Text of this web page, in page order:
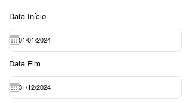
Data Início
Data Fim